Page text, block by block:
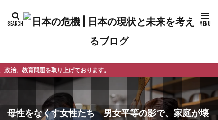
げております。
母性をなくす女性たち 男女平等の影で、家庭が壊